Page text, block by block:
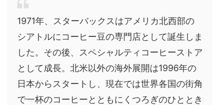
1971年、スターバックスはアメリカ北西部の
シアトルにコーヒー豆の専門店として誕生しま
した。その後、スペシャルティコーヒーストア
として成長。北米以外の海外展開は1996年の
日本からスタートし、現在では世界各国の街角
で一杯のコーヒーとともにくつろぎのひととき